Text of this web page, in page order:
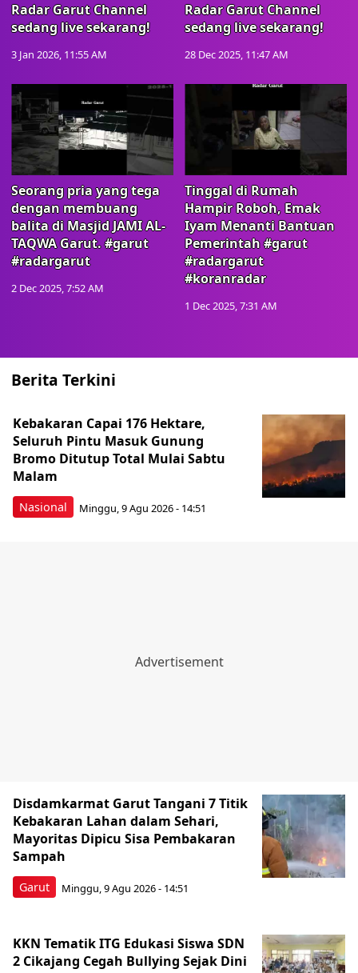
Radar Garut Channel
sedang live sekarang!
3 Jan 2026, 11:55 AM
Radar Garut Channel
sedang live sekarang!
28 Dec 2025, 11:47 AM
Seorang pria yang tega
dengan membuang
balita di Masjid JAMI AL-
TAQWA Garut. #garut
#radargarut
2 Dec 2025, 7:52 AM
Tinggal di Rumah
Hampir Roboh, Emak
Iyam Menanti Bantuan
Pemerintah #garut
#radargarut
#koranradar
1 Dec 2025, 7:31 AM
Berita Terkini
Nasional
Kebakaran Capai 176 Hektare,
Seluruh Pintu Masuk Gunung
Bromo Ditutup Total Mulai Sabtu
Malam
Minggu, 9 Agu 2026 - 14:51
Garut
Disdamkarmat Garut Tangani 7 Titik
Kebakaran Lahan dalam Sehari,
Mayoritas Dipicu Sisa Pembakaran
Sampah
Minggu, 9 Agu 2026 - 14:51
KKN Tematik ITG Edukasi Siswa SDN
2 Cikajang Cegah Bullying Sejak Dini